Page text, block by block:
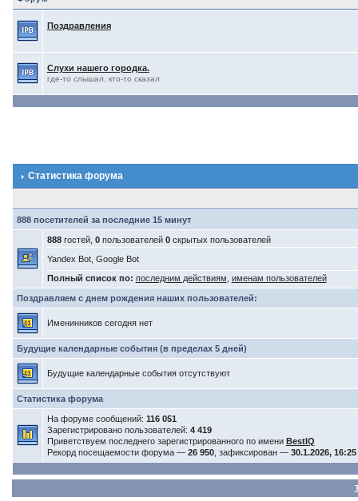
Поздравления
Слухи нашего городка.
где-то слышал, кто-то сказал
Статистика форума
888 посетителей за последние 15 минут
888гостей, 0пользователей 0скрытых пользователей
Yandex Bot, Google Bot
Полный список по: последним действиям именам пользователей
Поздравляем с днем рождения наших пользователей:
Именинников сегодня нет
Будущие календарные события (в пределах 5 дней)
Будущие календарные события отсутствуют
Статистика форума
На форуме сообщений: 116 051
Зарегистрировано пользователей: 4 419
Приветствуем последнего зарегистрированного по имени BestIQ
Рекорд посещаемости форума — 26 950, зафиксирован — 30.1.2026, 16:25